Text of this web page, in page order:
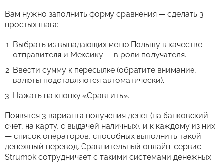
Вам нужно заполнить форму сравнения — сделать 3
простых шага:
Выбрать из выпадающих меню Польшу в качестве
отправителя и Мексику — в роли получателя.
Ввести сумму к пересылке (обратите внимание,
валюты подставляются автоматически).
Нажать на кнопку «Сравнить».
Появятся 3 варианта получения денег (на банковский
счет, на карту, с выдачей наличных), и к каждому из них
— список операторов, способных выполнить такой
денежный перевод. Сравнительный онлайн-сервис
Strumok сотрудничает с такими системами денежных